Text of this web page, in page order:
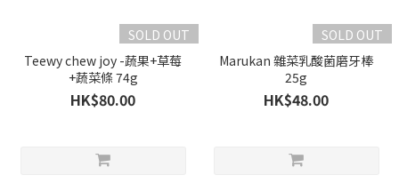
SOLD OUT
Teewy chew joy -蔬果+草莓
+蔬菜條 74g
HK$80.00
SOLD OUT
Marukan 雜菜乳酸菌磨牙棒
25g
HK$48.00